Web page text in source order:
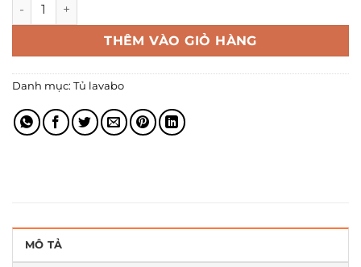
THÊM VÀO GIỎ HÀNG
Danh mục: Tủ lavabo
MÔ TẢ